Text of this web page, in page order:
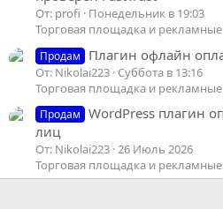
От: profi
Понедельник в 19:03
Торговая площадка и рекламные
Продам Плагин офлайн
От: Nikolai223 Суббота в 13:16
Торговая площадка и рекламные
Продам
WordPress плагин
лиц
От: Nikolai223 26 Июль 2026
Торговая площадка и рекламные